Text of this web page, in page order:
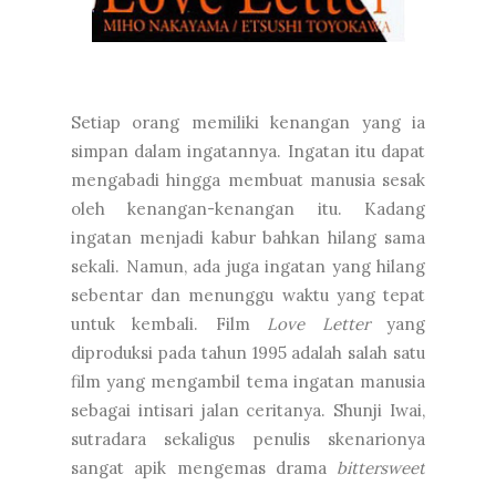
Setiap orang memiliki kenangan yang ia
simpan dalam ingatannya. Ingatan itu dapat
mengabadi hingga membuat manusia sesak
oleh kenangan-kenangan itu. Kadang
ingatan menjadi kabur bahkan hilang sama
sekali. Namun, ada juga ingatan yang hilang
sebentar dan menunggu waktu yang tepat
untuk kembali. Film Love Letteryang
diproduksi pada tahun 1995 adalah salah satu
film yang mengambil tema ingatan manusia
sebagai intisari jalan ceritanya. Shunji Iwai,
sutradara sekaligus penulis skenarionya
sangat apik mengemas drama bittersweet